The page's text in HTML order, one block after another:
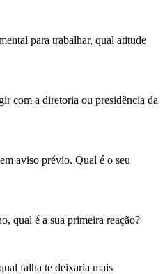
para trabalhar, qual atitude
com a diretoria ou presidência da
aviso prévio. Qual é o seu
qual é a sua primeira reação?
falha te deixaria mais